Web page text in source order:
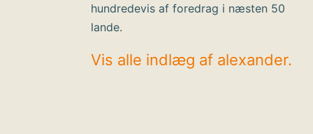
hundredevis af foredrag i næsten 50
lande.
Vis alle indlæg af alexander.